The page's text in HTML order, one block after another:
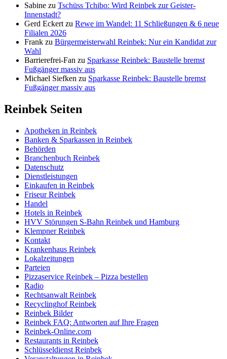
Sabine zu Tschüss Tchibo: Wird Reinbek zur Geister-
Innenstadt?
Gerd Eckert zu Rewe im Wandel: 11 Schließungen & 6 neue
Filialen 2026
Frank zu Bürgermeisterwahl Reinbek: Nur ein Kandidat zur
Wahl
Barrierefrei-Fan zu Sparkasse Reinbek: Baustelle bremst
Fußgänger massiv aus
Michael Siefken zu Sparkasse Reinbek: Baustelle bremst
Fußgänger massiv aus
Reinbek Seiten
Apotheken in Reinbek
Banken & Sparkassen in Reinbek
Behörden
Branchenbuch Reinbek
Datenschutz
Dienstleistungen
Einkaufen in Reinbek
Friseur Reinbek
Handel
Hotels in Reinbek
HVV Störungen S-Bahn Reinbek und Hamburg
Klempner Reinbek
Kontakt
Krankenhaus Reinbek
Lokalzeitungen
Parteien
Pizzaservice Reinbek – Pizza bestellen
Radio
Rechtsanwalt Reinbek
Recyclinghof Reinbek
Reinbek Bilder
Reinbek FAQ: Antworten auf Ihre Fragen
Reinbek-Online.com
Restaurants in Reinbek
Schlüsseldienst Reinbek